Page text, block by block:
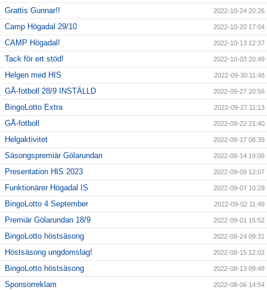
Grattis Gunnar!! 2022-10-24 20:26
Camp Högadal 29/10 2022-10-20 17:04
CAMP Högadal! 2022-10-13 12:37
Tack för ert stöd! 2022-10-03 20:49
Helgen med HIS 2022-09-30 11:48
GÅ-fotboll 28/9 INSTÄLLD 2022-09-27 20:56
BingoLotto Extra 2022-09-27 11:13
GÅ-fotboll 2022-09-22 21:40
Helgaktivitet 2022-09-17 08:39
Säsongspremiär Gölarundan 2022-09-14 19:06
Presentation HIS 2023 2022-09-09 12:07
Funktionärer Högadal IS 2022-09-07 10:29
BingoLotto 4 September 2022-09-02 11:49
Premiär Gölarundan 18/9 2022-09-01 15:52
BingoLotto höstsäsong 2022-08-24 09:31
Höstsäsong ungdomslag! 2022-08-15 12:02
BingoLotto höstsäsong 2022-08-13 09:48
Sponsorreklam 2022-08-06 14:54